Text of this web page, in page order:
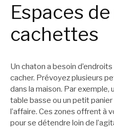
Espaces
cachettes
Un chaton a besoin
cacher. Prévoyez plusieurs
dans la maison. Par exemple,
table basse ou un petit
l’affaire. Ces zones offrent à
pour se détendre loin de